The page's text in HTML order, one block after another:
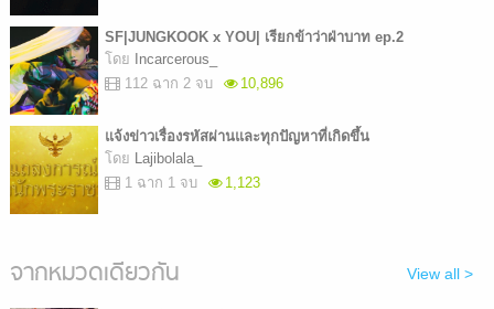
SF|JUNGKOOK x YOU| เรียกข้าว่าฝ่าบาท ep.2
โดย
Incarcerous_
112 ฉาก 2 จบ
10,896
แจ้งข่าวเรื่องรหัสผ่านและทุกปัญหาที่เกิดขึ้น
โดย
Lajibolala_
1 ฉาก 1 จบ
1,123
จากหมวดเดียวกัน View all >